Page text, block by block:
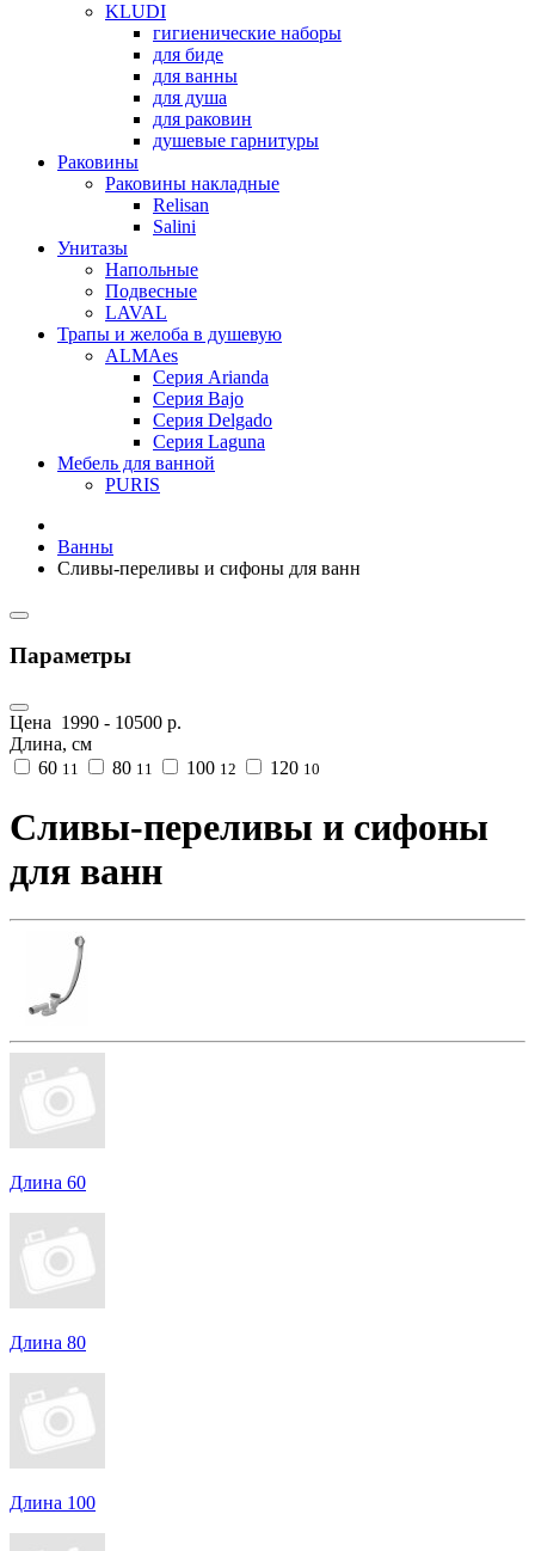
KLUDI
гигиенические наборы
для биде
для ванны
для душа
для раковин
душевые гарнитуры
Раковины
Раковины накладные
Relisan
Salini
Унитазы
Напольные
Подвесные
LAVAL
Трапы и желоба в душевую
ALMAes
Серия Arianda
Серия Bajo
Серия Delgado
Серия Laguna
Мебель для ванной
PURIS
Ванны
Сливы-переливы и сифоны для ванн
Параметры
Цена 1990 - 10500 р.
Длина, см
60 11 80 11 100 12 120 10
Сливы-переливы и сифоны
для ванн
Длина 60
Длина 80
Длина 100